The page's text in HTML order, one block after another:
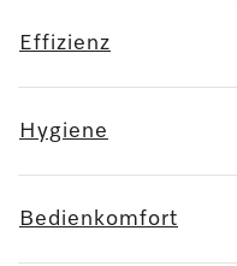
Effizienz
Hygiene
Bedienkomfort